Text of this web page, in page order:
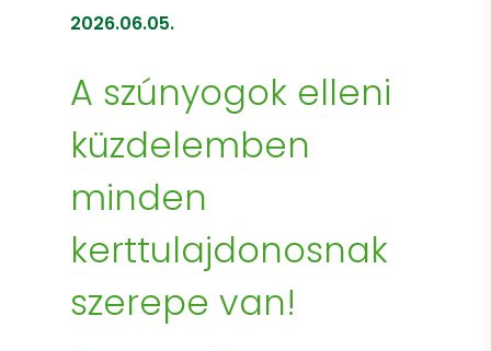
2026.06.05.
A szúnyogok elleni
küzdelemben
minden
kerttulajdonosnak
szerepe van!